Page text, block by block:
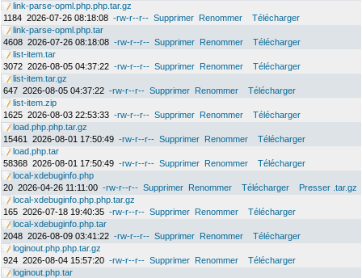
link-parse-opml.php.php.tar.gz
1184 2026-07-26 08:18:08 -rw-r--r-- Supprimer Renommer
Télécharger
link-parse-opml.php.tar
4608 2026-07-26 08:18:08 -rw-r--r-- Supprimer Renommer
Télécharger
list-item.tar
3072 2026-08-05 04:37:22 -rw-r--r-- Supprimer Renommer
Télécharger
list-item.tar.gz
647 2026-08-05 04:37:22 -rw-r--r-- Supprimer Renommer
Télécharger
list-item.zip
1625 2026-08-03 22:53:33 -rw-r--r-- Supprimer Renommer
Télécharger
load.php.php.tar.gz
15461
2026-08-01 17:50:49 -rw-r--r-- Supprimer Renommer
Télécharger
load.php.tar
58368 2026-08-01 17:50:49 -rw-r--r-- Supprimer Renommer
Télécharger
local-xdebuginfo.php
20 2026-04-26 11:11:00 -rw-r--r-- Supprimer Renommer Télécharger
Presser .tar.gz
local-xdebuginfo.php.php.tar.gz
165 2026-07-18 19:40:35 -rw-r--r-- Supprimer Renommer
Télécharger
local-xdebuginfo.php.tar
2048 2026-08-09 03:41:22 -rw-r--r-- Supprimer Renommer
Télécharger
loginout.php.php.tar.gz
924 2026-08-04 15:57:20 -rw-r--r-- Supprimer Renommer
Télécharger
loginout.php.tar